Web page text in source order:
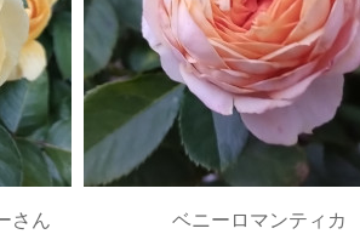
さん ベニーロマンティカ